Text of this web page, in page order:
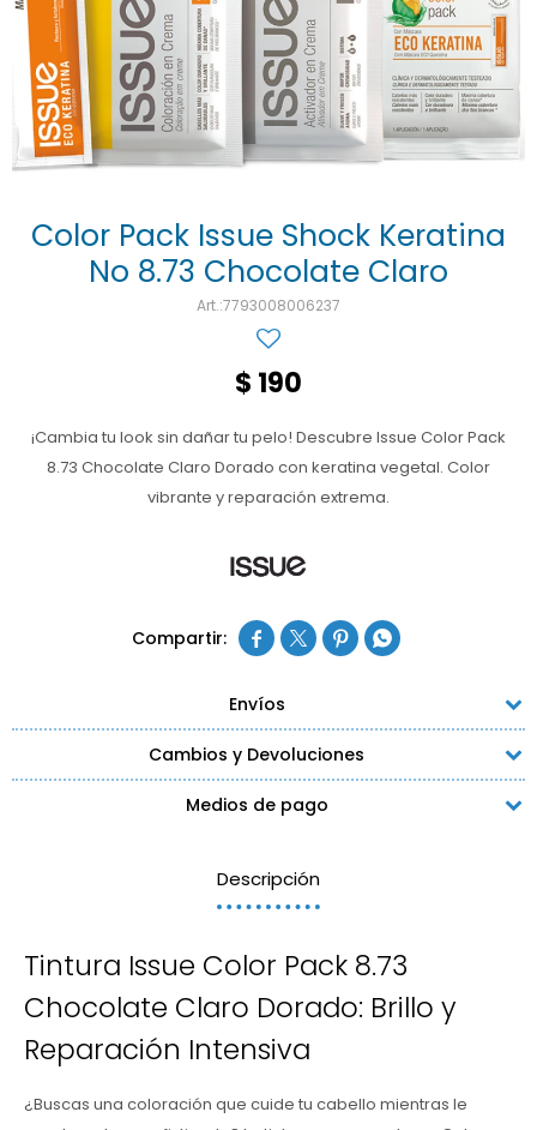
Color Pack Issue Shock Keratina
No 8.73 Chocolate Claro
7793008006237
$ 190
¡Cambia tu look sin dañar tu pelo! Descubre Issue Color Pack
8.73 Chocolate Claro Dorado con keratina vegetal. Color
vibrante y reparación extrema.
   
Envíos
Cambios y Devoluciones
Medios de pago
Descripción
Tintura Issue Color Pack 8.73
Chocolate Claro Dorado: Brillo y
Reparación Intensiva
¿Buscas una coloración que cuide tu cabello mientras le
Ojos y oído
Diabetes
Digestión
Infecciones
Test de autodiagnóstico
Productos fraccionados
Cuidado manos
Maquillaje
Repelentes
Salud sexual y reproductiva
Alimentación
Mujer
Niños
Gasas
Algodón
Curitas
Suero
Limpieza ropa
Cuidado personal